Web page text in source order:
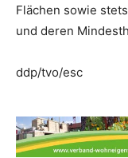
Flächen sowie
und deren
ddp/tvo/esc